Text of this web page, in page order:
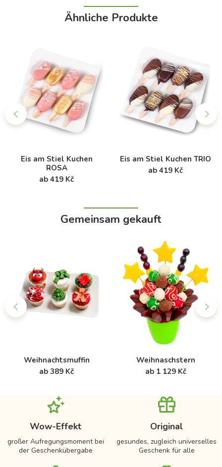
Ähnliche Produkte
Eis am Stiel Kuchen
ROSA
ab 419 Kč
Eis am Stiel Kuchen TRIO
ab 419 Kč
Gemeinsam gekauft
Weihnachtsmuffin
ab 389 Kč
Weihnaschstern
ab 1 129 Kč
Wow-Effekt
großer Aufregungsmoment bei
der Geschenkübergabe
Original
gesundes, zugleich universelles
Geschenk für alle